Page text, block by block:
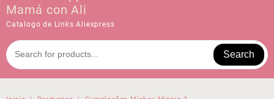
Mamá con Ali
Catalogo de Links Aliexpress
Search